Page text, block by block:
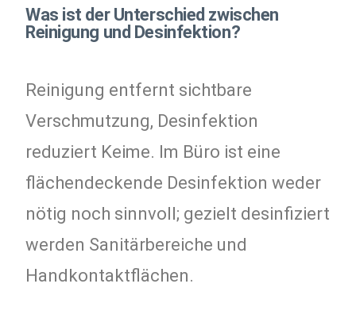
Was ist der Unterschied zwischen
Reinigung und Desinfektion?
Reinigung entfernt sichtbare
Verschmutzung, Desinfektion
reduziert Keime. Im Büro ist eine
flächendeckende Desinfektion weder
nötig noch sinnvoll; gezielt desinfiziert
werden Sanitärbereiche und
Handkontaktflächen.